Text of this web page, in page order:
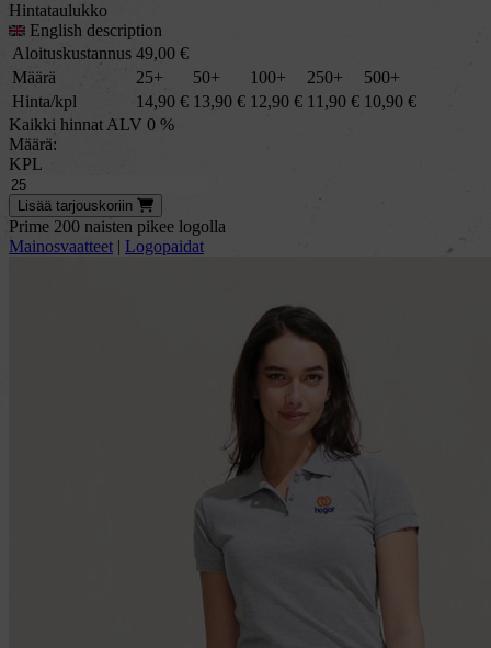
Hintataulukko
English description
Aloituskustannus 49,00 €
Määrä
25+ 50+ 100+ 250+
500+
Hinta/kpl
14,90 € 13,90 € 12,90 € 11,90 € 10,90 €
Kaikki hinnat ALV 0 %
Määrä:
KPL
Lisää tarjous koriin
Prime 200 naisten pikee logolla
Mainosvaatteet | Logopaidat